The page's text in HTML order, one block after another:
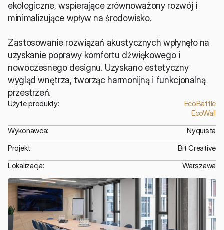
ekologiczne, wspierające zrównoważony rozwój i
minimalizujące wpływ na środowisko.
Zastosowanie rozwiązań akustycznych wpłynęło na
uzyskanie poprawy komfortu dźwiękowego i
nowoczesnego designu. Uzyskano estetyczny
wygląd wnętrza, tworząc harmonijną i funkcjonalną
przestrzeń.
Użyte produkty:
EcoBaffle
EcoWall
Wykonawca:
Nyquista
Projekt:
Bit Creative
Lokalizacja:
Warszawa